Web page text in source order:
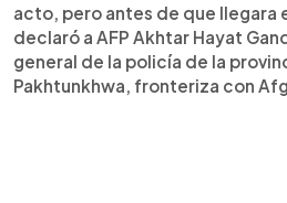
acto, pero antes de que llegara
declaró a AFP Akhtar Hayat
general de la policía de la
Pakhtunkhwa, fronteriza con